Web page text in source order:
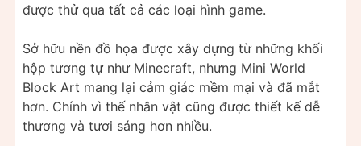
được thử qua tất cả các loại hình game.
Sở hữu nền đồ họa được xây dựng từ những khối
hộp tương tự như Minecraft, nhưng Mini World
Block Art mang lại cảm giác mềm mại và đã mắt
hơn. Chính vì thế nhân vật cũng được thiết kế dễ
thương và tươi sáng hơn nhiều.